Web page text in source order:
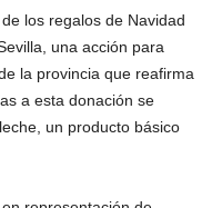
los regalos de Navidad
una acción para
la provincia que reafirma
a esta donación se
un producto básico